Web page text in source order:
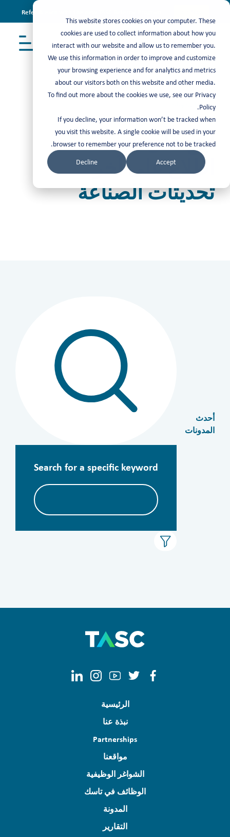
This website stores cookies on your computer. These
cookies are used to collect information about how you
interact with our website and allow us to remember you.
We use this information in order to improve and customize
your browsing experience and for analytics and metrics
about our visitors both on this website and other media.
To find out more about the cookies we use, see our Privacy
Policy.
If you decline, your information won’t be tracked when
you visit this website. A single cookie will be used in your
browser to remember your preference not to be tracked.
Accept
Decline
Refer & earn with the new TASC Referral Program
أحدث المدونات
ابق على
اطلاع على آخر
تحديثات الصناعة
أحدث
المدونات
Search for a specific keyword
الرئيسية
نبذة عنا
Partnerships
مواقعنا
الشواغر الوظيفية
الوظائف في تاسك
المدونة
التقارير